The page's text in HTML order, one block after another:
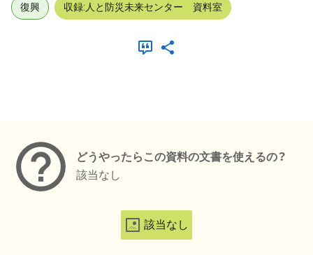
復興 収録:人と防災未来センター 資料室
どうやったらこの資料の文書を使えるの？
該当なし
該当なし